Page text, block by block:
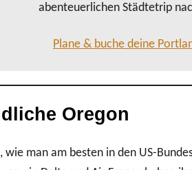
abenteuerlichen Städtetrip
Plane & buche deine
Oregon
man am besten in den US-